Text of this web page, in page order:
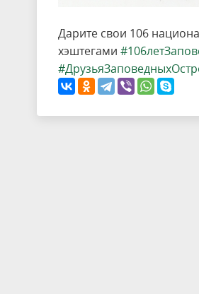
Дарите свои 106
хэштегами